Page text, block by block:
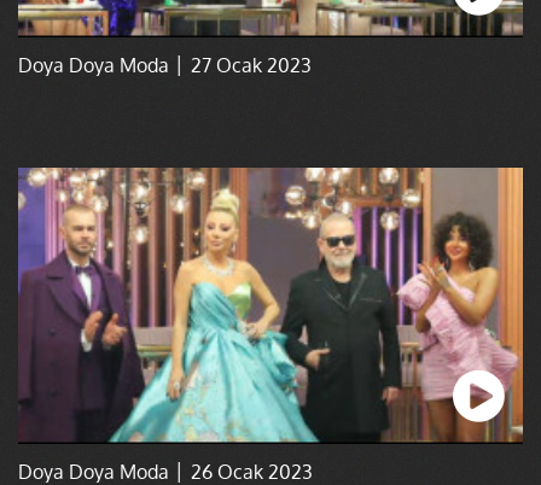
Doya Doya Moda │ 27 Ocak 2023
Doya Doya Moda │ 26 Ocak 2023